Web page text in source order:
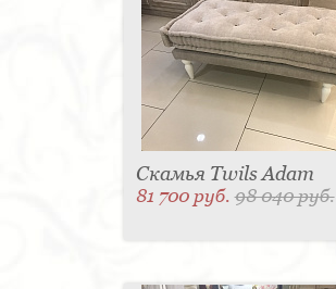
Скамья Twils Adam
81 700 руб.98 040 руб.